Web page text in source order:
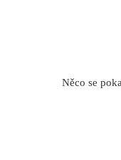
Něco se